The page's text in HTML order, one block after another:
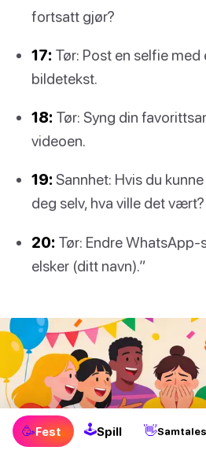
fortsatt gjør?
17: Tør: Post en selfie med
bildetekst.
18: Tør: Syng din
videoen.
19: Sannhet: Hvis du
deg selv, hva ville det vært?
20: Tør: Endre WhatsApp-
elsker (ditt navn).”
🥳Fest 🕹Spill 👋